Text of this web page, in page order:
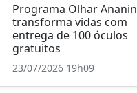
Programa Olhar Ananin
transforma vidas com
entrega de 100 óculos
gratuitos
23/07/2026 19h09